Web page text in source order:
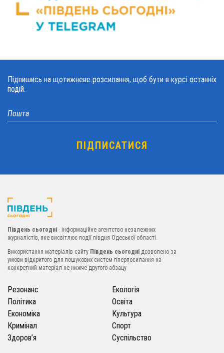
Підпишись на щотижневе розсилання, щоб бути в курсі останніх
подій.
Південь сьогодні - інформаційне агентство незалежних
журналістів, яке висвітлює події півдня Одеської області.
Використання матеріалів сайту Південь сьогодні дозволено за
умови відкритого для пошукових систем гіперпосилання на
конкретний матеріал не нижче другого абзацу
Резонанс
Політика
Економіка
Кримінал
Здоров’я
Екологія
Освіта
Культура
Спорт
Суспільство